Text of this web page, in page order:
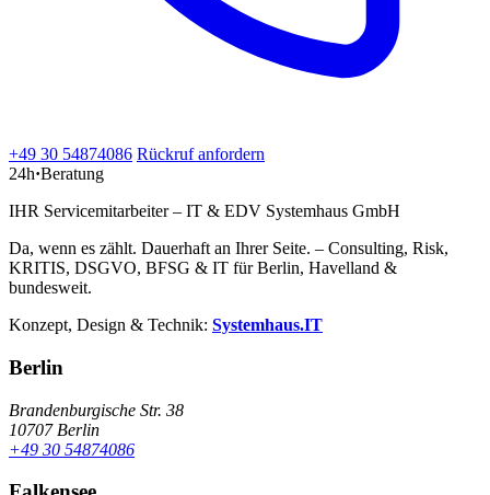
+49 30 54874086 Rückruf anfordern
24h·Beratung
IHR Servicemitarbeiter – IT & EDV Systemhaus GmbH
Da, wenn es zählt. Dauerhaft an Ihrer Seite. – Consulting, Risk,
KRITIS, DSGVO, BFSG & IT für Berlin, Havelland &
bundesweit.
Konzept, Design & Technik: Systemhaus.IT
Berlin
Brandenburgische Str. 38
10707 Berlin
+49 30 54874086